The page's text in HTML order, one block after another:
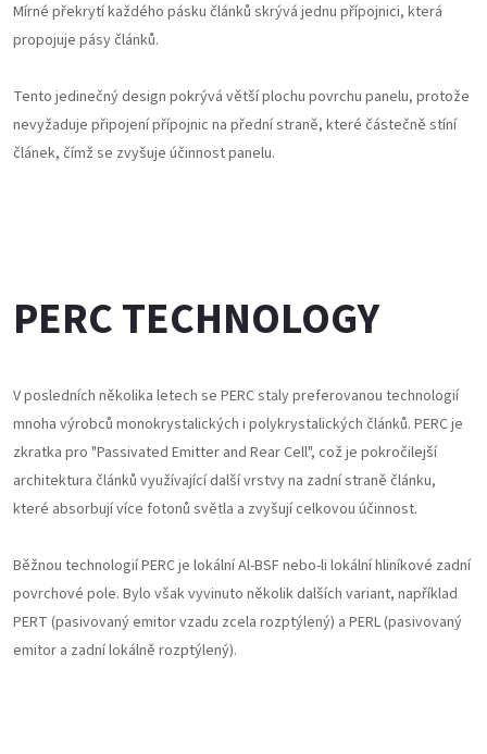
Mírné překrytí každého pásku článků skrývá jednu přípojnici, která
propojuje pásy článků.
Tento jedinečný design pokrývá větší plochu povrchu panelu, protože
nevyžaduje připojení přípojnic na přední straně, které částečně stíní
článek, čímž se zvyšuje účinnost panelu.
PERC TECHNOLOGY
V posledních několika letech se PERC staly preferovanou technologií
mnoha výrobců monokrystalických i polykrystalických článků. PERC je
zkratka pro "Passivated Emitter and Rear Cell", což je pokročilejší
architektura článků využívající další vrstvy na zadní straně článku,
které absorbují více fotonů světla a zvyšují celkovou účinnost.
Běžnou technologií PERC je lokální Al-BSF nebo-li lokální hliníkové zadní
povrchové pole. Bylo však vyvinuto několik dalších variant, například
PERT (pasivovaný emitor vzadu zcela rozptýlený) a PERL (pasivovaný
emitor a zadní lokálně rozptýlený).